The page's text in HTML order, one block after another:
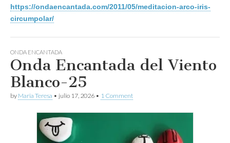
https://ondaencantada.com/2011/05/meditacion-arco-iris-
circumpolar/
ONDA ENCANTADA
Onda Encantada del Viento
Blanco-25
by Maria Teresa • julio 17, 2026 • 1 Comment